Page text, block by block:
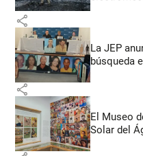
share
La JEP
búsqueda
share
El Museo
Solar del